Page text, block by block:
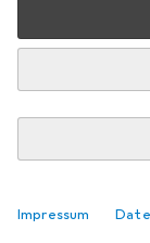
Impressum
2. Stanley